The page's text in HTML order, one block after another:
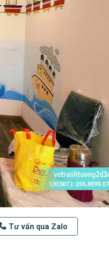
Tư vấn qua Zalo